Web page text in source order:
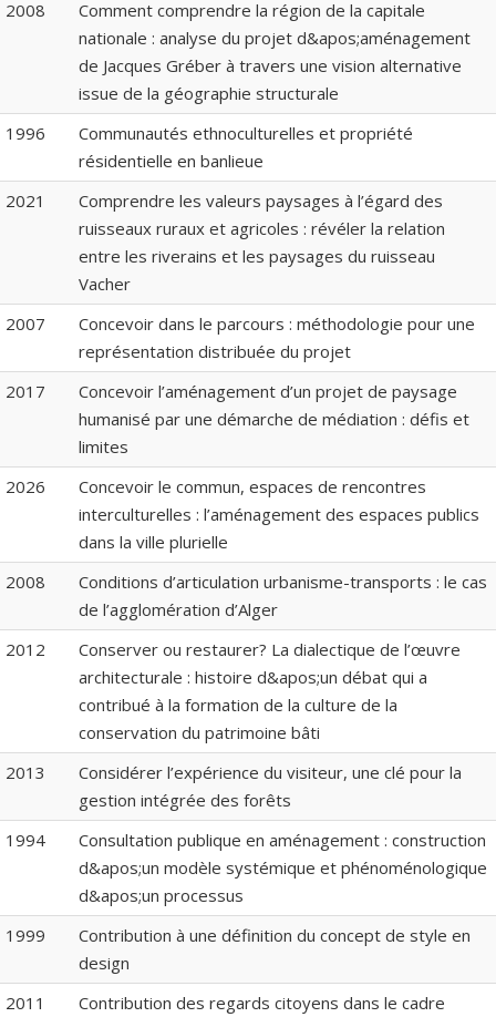
2008
Comment comprendre la région de la capitale
nationale : analyse du projet d&apos;aménagement
de Jacques Gréber à travers une vision alternative
issue de la géographie structurale
1996
Communautés ethnoculturelles et propriété
résidentielle en banlieue
2021
Comprendre les valeurs paysages à l’égard des
ruisseaux ruraux et agricoles : révéler la relation
entre les riverains et les paysages du ruisseau
Vacher
2007
Concevoir dans le parcours : méthodologie pour une
représentation distribuée du projet
2017
Concevoir l’aménagement d’un projet de paysage
humanisé par une démarche de médiation : défis et
limites
2026
Concevoir le commun, espaces de rencontres
interculturelles : l’aménagement des espaces publics
dans la ville plurielle
2008
Conditions d’articulation urbanisme-transports : le cas
de l’agglomération d’Alger
2012
Conserver ou restaurer? La dialectique de l’œuvre
architecturale : histoire d&apos;un débat qui a
contribué à la formation de la culture de la
conservation du patrimoine bâti
2013
Considérer l’expérience du visiteur, une clé pour la
gestion intégrée des forêts
1994
Consultation publique en aménagement : construction
d&apos;un modèle systémique et phénoménologique
d&apos;un processus
1999
Contribution à une définition du concept de style en
design
2011
Contribution des regards citoyens dans le cadre